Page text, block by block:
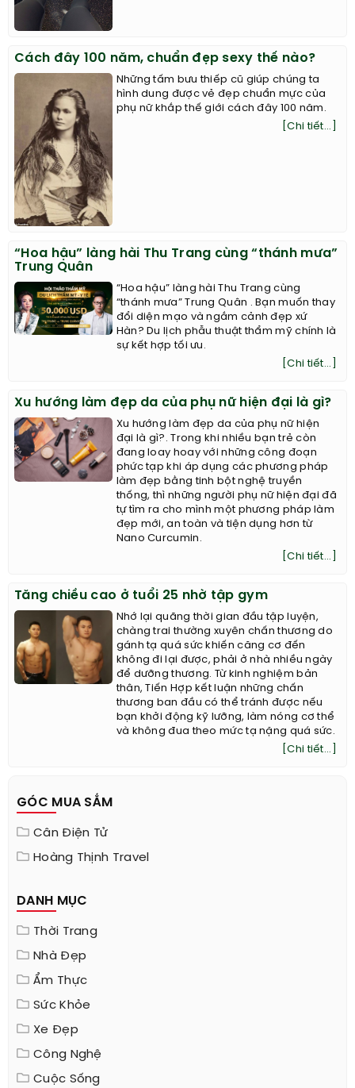
Cách đây 100 năm, chuẩn đẹp sexy thế nào?
Những tấm bưu thiếp cũ giúp chúng ta
hình dung được vẻ đẹp chuẩn mực của
phụ nữ khắp thế giới cách đây 100 năm.
[Chi tiết...]
“Hoa hậu” làng hài Thu Trang cùng “thánh mưa”
Trung Quân
“Hoa hậu” làng hài Thu Trang cùng
“thánh mưa” Trung Quân . Bạn muốn thay
đổi diện mạo và ngắm cảnh đẹp xứ
Hàn? Du lịch phẫu thuật thẩm mỹ chính là
sự kết hợp tối ưu.
[Chi tiết...]
Xu hướng làm đẹp da của phụ nữ hiện đại là gì?
Xu hướng làm đẹp da của phụ nữ hiện
đại là gì?. Trong khi nhiều bạn trẻ còn
đang loay hoay với những công đoạn
phức tạp khi áp dụng các phương pháp
làm đẹp bằng tinh bột nghệ truyền
thống, thì những người phụ nữ hiện đại đã
tự tìm ra cho mình một phương pháp làm
đẹp mới, an toàn và tiện dụng hơn từ
Nano Curcumin.
[Chi tiết...]
Tăng chiều cao ở tuổi 25 nhờ tập gym
Nhớ lại quãng thời gian đầu tập luyện,
chàng trai thường xuyên chấn thương do
gánh tạ quá sức khiến căng cơ đến
không đi lại được, phải ở nhà nhiều ngày
để dưỡng thương. Từ kinh nghiệm bản
thân, Tiến Hợp kết luận những chấn
thương ban đầu có thể tránh được nếu
bạn khởi động kỹ lưỡng, làm nóng cơ thể
và không đua theo mức tạ nặng quá sức.
[Chi tiết...]
GÓC MUA SẮM
Cân Điện Tử
Hoàng Thịnh Travel
DANH MỤC
Thời Trang
Nhà Đẹp
Ẩm Thực
Sức Khỏe
Xe Đẹp
Công Nghệ
Cuộc Sống